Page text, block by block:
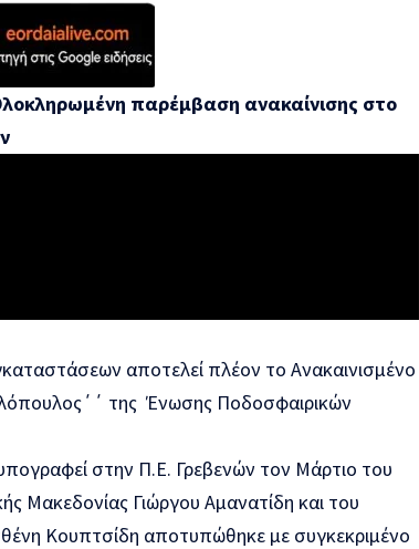
παρέμβαση ανακαίνισης στο
αποτελεί πλέον το Ανακαινισμένο
της Ένωσης Ποδοσφαιρικών
στην Π.Ε. Γρεβενών τον Μάρτιο του
Μακεδονίας Γιώργου Αμανατίδη και του
Κουπτσίδη αποτυπώθηκε με συγκεκριμένο